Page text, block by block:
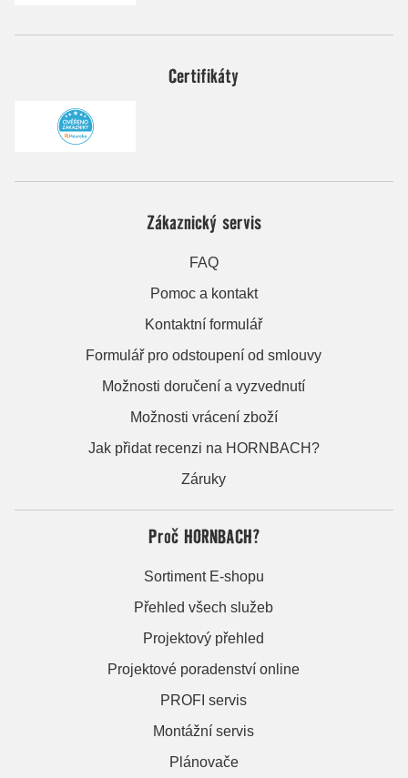
Certifikáty
Zákaznický servis
FAQ
Pomoc a kontakt
Kontaktní formulář
Formulář pro odstoupení od smlouvy
Možnosti doručení a vyzvednutí
Možnosti vrácení zboží
Jak přidat recenzi na HORNBACH?
Záruky
Proč HORNBACH?
Sortiment E-shopu
Přehled všech služeb
Projektový přehled
Projektové poradenství online
PROFI servis
Montážní servis
Plánovače